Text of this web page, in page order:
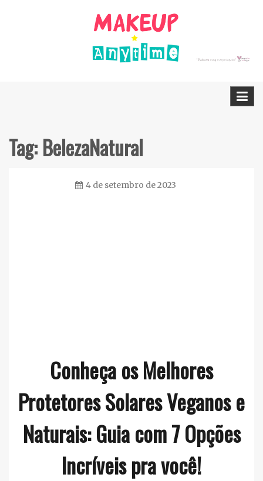
Tag:BelezaNatural
4 de setembro de 2023
Conheça os Melhores
Protetores Solares Veganos e
Naturais: Guia com 7 Opções
Incríveis pra você!